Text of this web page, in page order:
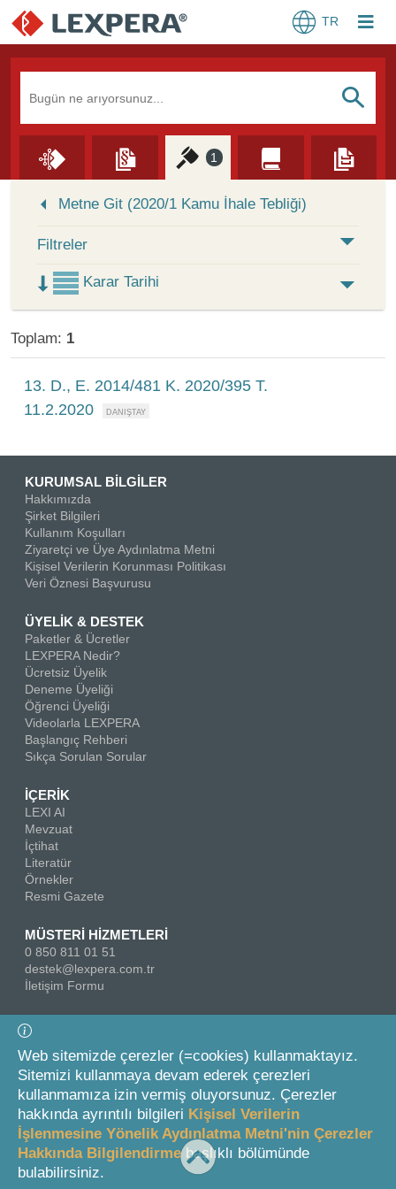
TR
S
1
Metne Git (2020/1 Kamu İhale Tebliği)
Filtreler
Karar Tarihi
Toplam: 1
13. D., E. 2014/481 K. 2020/395 T.
11.2.2020
KURUMSAL BİLGİLER
Hakkımızda
Şirket Bilgileri
Kullanım Koşulları
Ziyaretçi ve Üye Aydınlatma Metni
Kişisel Verilerin Korunması Politikası
Veri Öznesi Başvurusu
ÜYELİK & DESTEK
Paketler & Ücretler
LEXPERA Nedir?
Ücretsiz Üyelik
Deneme Üyeliği
Öğrenci Üyeliği
Videolarla LEXPERA
Başlangıç Rehberi
Sıkça Sorulan Sorular
İÇERİK
LEXI AI
Mevzuat
İçtihat
Literatür
Örnekler
Resmi Gazete
MÜSTERİ HİZMETLERİ
0 850 811 01 51
destek@lexpera.com.tr
İletişim Formu
Bizi Takip Edin
© 2026 On İki Levha Yayıncılık A.Ş.
Web sitemizde çerezler (=cookies) kullanmaktayız.
Sitemizi kullanmaya devam ederek çerezleri
kullanmamıza izin vermiş oluyorsunuz. Çerezler
hakkında ayrıntılı bilgileri Kişisel Verilerin
İşlenmesine Yönelik Aydınlatma Metni'nin Çerezler
Hakkında Bilgilendirmebaşlıklı bölümünde
bulabilirsiniz.